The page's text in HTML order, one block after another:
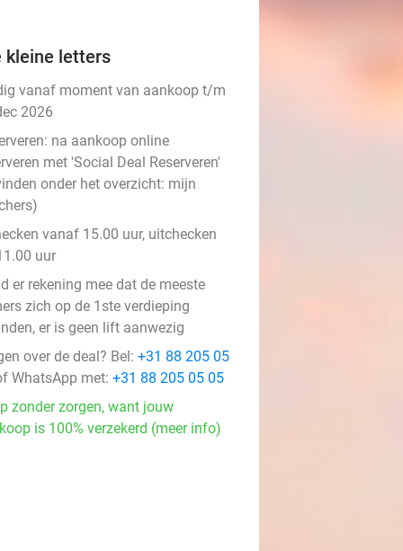
kleine letters
vanaf moment van aankoop t/m
2026
na aankoop online
met 'Social Deal Reserveren'
onder het overzicht: mijn
)
vanaf 15.00 uur, uitchecken
uur
er rekening mee dat de meeste
zich op de 1ste verdieping
er is geen lift aanwezig
over de deal? Bel: +31 88 205 05
WhatsApp met: +31 88 205 05 05
zonder zorgen, want jouw
is 100% verzekerd (meer info)